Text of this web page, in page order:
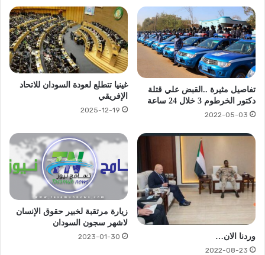
تفاصيل مثيرة ..القبض علي قتلة
دكتور الخرطوم 3 خلال 24 ساعة
2022-05-03
غينيا تتطلع لعودة السودان للاتحاد
الإفريقي
2025-12-19
وردنا الان…
2022-08-23
زيارة مرتقبة لخبير حقوق الإنسان
لاشهر سجون السودان
2023-01-30